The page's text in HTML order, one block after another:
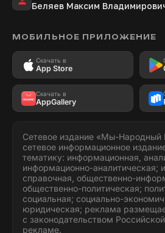
Беляев Максим
МОБИЛЬНОЕ ПРИЛОЖЕНИЕ
Скачать в
App Store
Скачать в
AppGallery
Сетевое издание «Мы-
сетевое информационное
тематику: информационная,
информационно-аналитическая;
справочная, общественно-
общественно-политическая;
социальная; социально-
юридическая; реклама
с законодательством
рекламе.